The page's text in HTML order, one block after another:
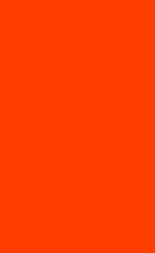
podían cubrir
gastos de las
en riesgo de
es de las más
de Rumanía y